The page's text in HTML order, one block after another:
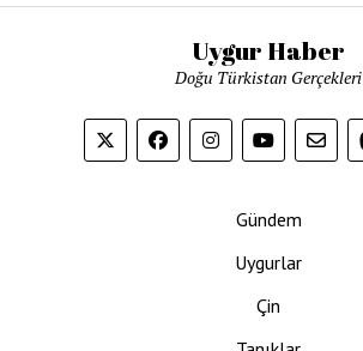
Uygur Haber
Doğu Türkistan Gerçekleri
Gündem
Uygurlar
Çin